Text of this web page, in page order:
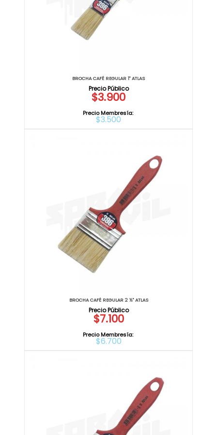
BROCHA CAFÉ REGULAR 1" ATLAS
$3.900
Precio Membresía:
$3.500
BROCHA CAFÉ REGULAR 2 ½" ATLAS
$7.100
Precio Membresía:
$6.700